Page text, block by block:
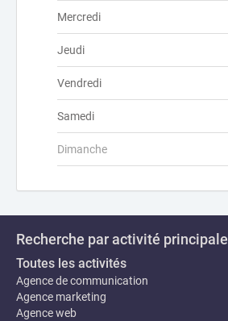
Mercredi
Jeudi
Vendredi
Samedi
Dimanche
Recherche par activité principale
Toutes les activités
Agence de communication
Agence marketing
Agence web